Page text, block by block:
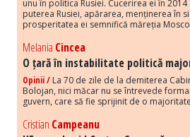
unu în politica Rusiei. Cucerirea ei în
puterea Rusiei, apărarea, menținerea în
prosperitatea ei semnifică măreția
Melania Cincea
O țară în instabilitate politică
Opinii / La 70 de zile de la demiterea
Bolojan, nici măcar nu se întrevede
guvern, care să fie sprijinit de o
Cristian Campeanu